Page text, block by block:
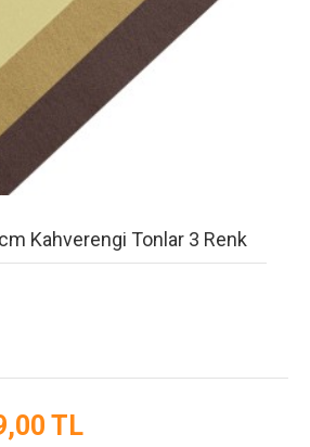
Kahverengi Tonlar 3 Renk
TL